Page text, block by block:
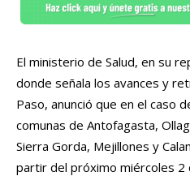
El ministerio de Salud, en su
donde señala los avances y
Paso, anunció que en el caso
comunas de Antofagasta,
Sierra Gorda, Mejillones y
partir del próximo miércoles 2